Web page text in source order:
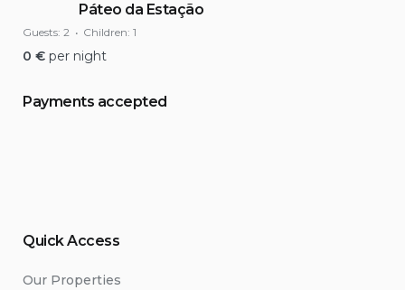
Páteo da Estação
Guests: 2 Children: 1
0 € per night
Payments accepted
Quick Access
Our Properties